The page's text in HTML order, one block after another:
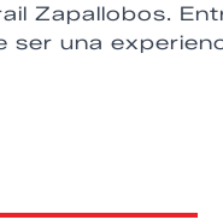
Zapallobos.
una